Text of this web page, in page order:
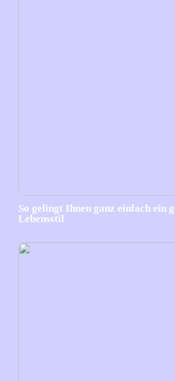
So gelingt Ihnen ganz einfach ein
Lebensstil